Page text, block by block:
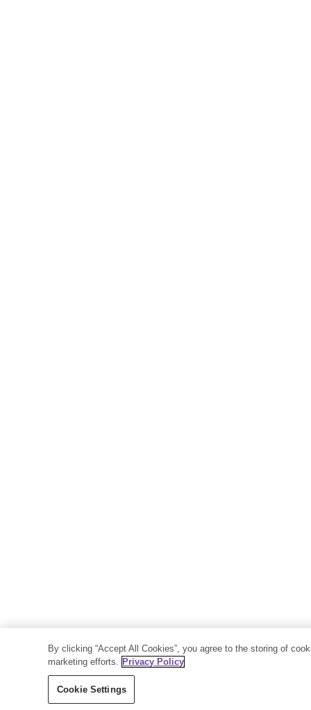
By clicking “Accept All Cookies”, you agree to the storing of
marketing efforts. Privacy Policy
Cookie Settings